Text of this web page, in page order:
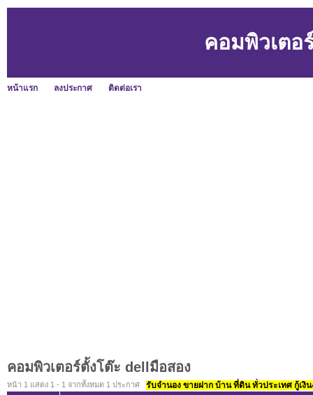
คอมพิวเตอ
หน้าแรก ลงประกาศ ติดต่อเรา
คอมพิวเตอร์ตั้งโต๊ะ dellมือสอง
หน้า 1 แสดง 1 - 1 จากทั้งหมด 1 ประกาศ รับจำนอง ขายฝาก บ้าน ที่ดิน ทั่วประเทศ กู้เงิ